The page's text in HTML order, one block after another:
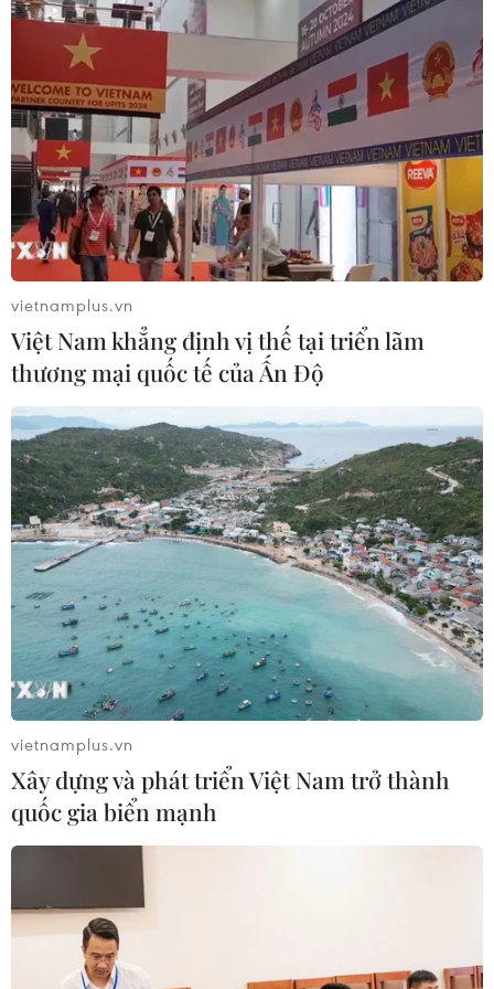
vietnamplus.vn
Việt Nam khẳng định vị thế tại triển lãm
thương mại quốc tế của Ấn Độ
vietnamplus.vn
Xây dựng và phát triển Việt Nam trở thành
quốc gia biển mạnh